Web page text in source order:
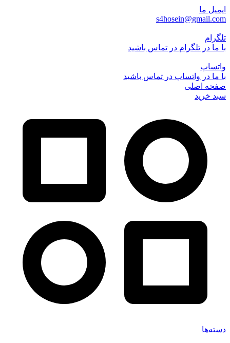
ایمیل ما
s4hosein@gmail.com
تلگرام
با ما در تلگرام در تماس باشید
واتساپ
با ما در واتساپ در تماس باشید
صفحه اصلی
سبد خرید
دسته‌ها